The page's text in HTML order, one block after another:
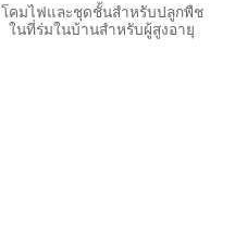
โคมไฟและชุดชั้นสำหรับปลูกพืช
ในที่ร่มในบ้านสำหรับผู้สูงอายุ